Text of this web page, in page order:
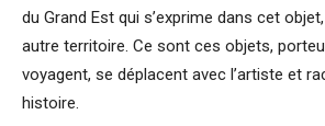
du Grand Est qui s’exprime dans cet
autre territoire. Ce sont ces objets,
voyagent, se déplacent avec l’artiste et
histoire.